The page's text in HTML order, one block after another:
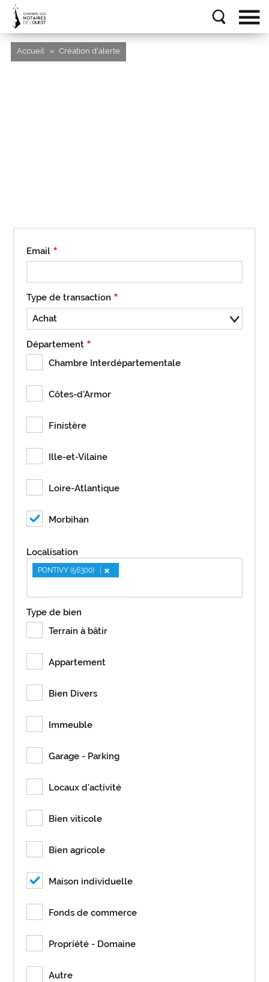
Accueil Création d'alerte
Email
Type de transaction
Département
Chambre Interdépartementale
Côtes-d'Armor
Finistère
Ille-et-Vilaine
Loire-Atlantique
Morbihan
Localisation
×
PONTIVY (56300)
Type de bien
Terrain à bâtir
Appartement
Bien Divers
Immeuble
Garage - Parking
Locaux d'activité
Bien viticole
Bien agricole
Maison individuelle
Fonds de commerce
Propriété - Domaine
Autre